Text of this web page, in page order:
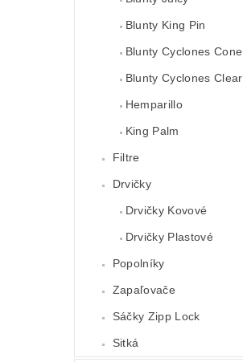
Blunty King Pin
Blunty Cyclones Cone
Blunty Cyclones Clear
Hemparillo
King Palm
Filtre
Drvičky
Drvičky Kovové
Drvičky Plastové
Popolníky
Zapaľovače
Sáčky Zipp Lock
Sitká